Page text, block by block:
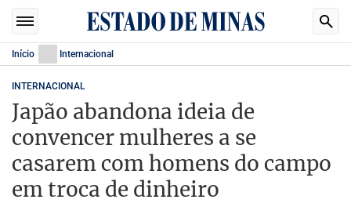
Início Internacional
INTERNACIONAL
Japão abandona ideia de
convencer mulheres a se
casarem com homens do campo
em troca de dinheiro